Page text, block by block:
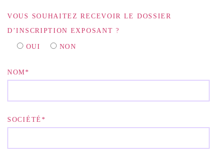
VOUS SOUHAITEZ RECEVOIR LE DOSSIER
D’INSCRIPTION EXPOSANT ?
OUI NON
NOM*
SOCIÉTÉ*